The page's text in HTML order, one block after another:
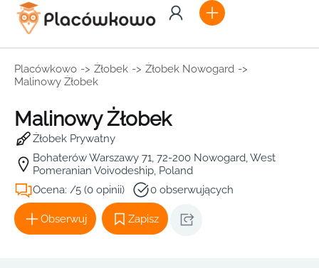
Placówkowo -> Żłobek -> Żłobek Nowogard ->
Malinowy Żłobek
Malinowy Żłobek
Żłobek Prywatny
Bohaterów Warszawy 71, 72-200 Nowogard, West
Pomeranian Voivodeship, Poland
Ocena: /5 (0 opinii)
0 obserwujących
Obserwuj Zapisz